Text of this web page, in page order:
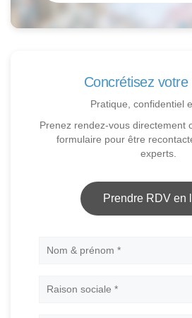
Concrétisez votre
Pratique, confidentiel
Prenez rendez-vous directement
formulaire pour être
experts.
Prendre RDV en
Nom